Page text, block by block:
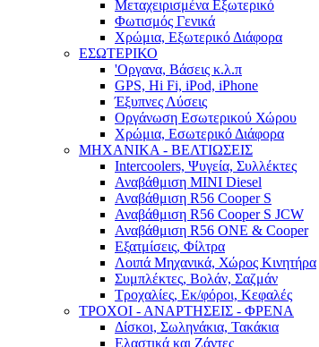
Μεταχειρισμένα Εξωτερικό
Φωτισμός Γενικά
Χρώμια, Εξωτερικό Διάφορα
ΕΣΩΤΕΡΙΚΟ
'Οργανα, Βάσεις κ.λ.π
GPS, Hi Fi, iPod, iPhone
Έξυπνες Λύσεις
Οργάνωση Εσωτερικού Χώρου
Χρώμια, Εσωτερικό Διάφορα
ΜΗΧΑΝΙΚΑ - ΒΕΛΤΙΩΣΕΙΣ
Intercoolers, Ψυγεία, Συλλέκτες
Αναβάθμιση MINI Diesel
Αναβάθμιση R56 Cooper S
Αναβάθμιση R56 Cooper S JCW
Αναβάθμιση R56 ONE & Cooper
Εξατμίσεις, Φίλτρα
Λοιπά Μηχανικά, Χώρος Κινητήρα
Συμπλέκτες, Βολάν, Σαζμάν
Τροχαλίες, Εκ/φόροι, Κεφαλές
ΤΡΟΧΟΙ - ΑΝΑΡΤΗΣΕΙΣ - ΦΡΕΝΑ
Δίσκοι, Σωληνάκια, Τακάκια
Ελαστικά και Ζάντες